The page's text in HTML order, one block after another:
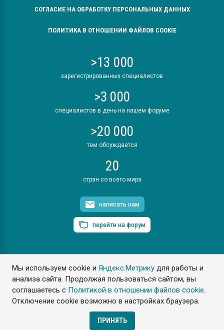
Мы используем cookie иЯндекс.Метрику для работы и
анализа сайта. Продолжая пользоваться сайтом, вы
соглашаетесь с Политикой в отношении файлов cookie.
Отключение cookie возможно в настройках браузера.
ПРИНЯТЬ
СОГЛАСИЕ НА ОБРАБОТКУ ПЕРСОНАЛЬНЫХ ДАННЫХ
ПОЛИТИКА В ОТНОШЕНИИ ФАЙЛОВ COOKIE
>13 000
зарегистрированных специалистов
>3 000
специалистов в день на нашем форуме
>20 000
тем обсуждается
20
стран со всего мира
написать нам
перейти на форум
ПластЭксперт © 2006. Все права защищены
Разрешается копирование материалов сайта с обязательной
ссылкой на www.e-plastic.ru
Разработка сайта